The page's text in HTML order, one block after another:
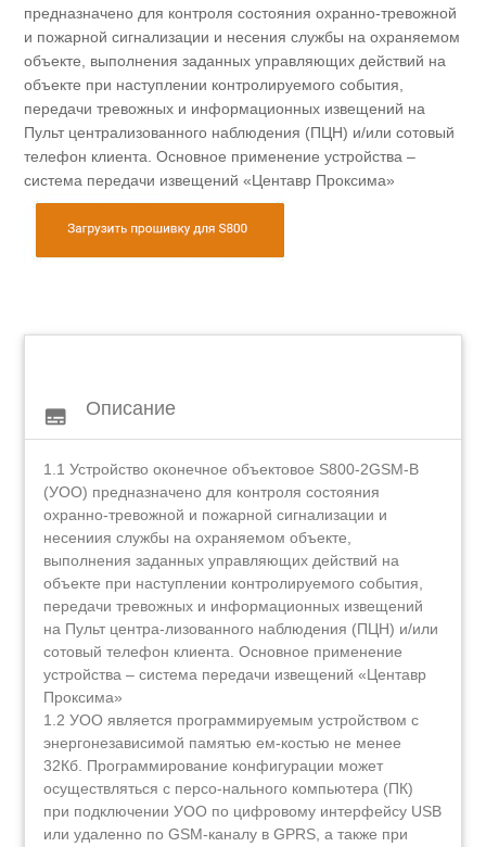
предназначено для контроля состояния охранно-тревожной
и пожарной сигнализации и несения службы на охраняемом
объекте, выполнения заданных управляющих действий на
объекте при наступлении контролируемого события,
передачи тревожных и информационных извещений на
Пульт централизованного наблюдения (ПЦН) и/или сотовый
телефон клиента. Основное применение устройства –
система передачи извещений «Центавр Проксима»
subtitles Описание
1.1 Устройство оконечное объектовое S800-2GSM-B
(УОО) предназначено для контроля состояния
охранно-тревожной и пожарной сигнализации и
несениия службы на охраняемом объекте,
выполнения заданных управляющих действий на
объекте при наступлении контролируемого события,
передачи тревожных и информационных извещений
на Пульт центра-лизованного наблюдения (ПЦН) и/или
сотовый телефон клиента. Основное применение
устройства – система передачи извещений «Центавр
Проксима»
1.2 УОО является программируемым устройством с
энергонезависимой памятью ем-костью не менее
32Кб. Программирование конфигурации может
осуществляться c персо-нального компьютера (ПК)
при подключении УОО по цифровому интерфейсу USB
или удаленно по GSM-каналу в GPRS, а также при